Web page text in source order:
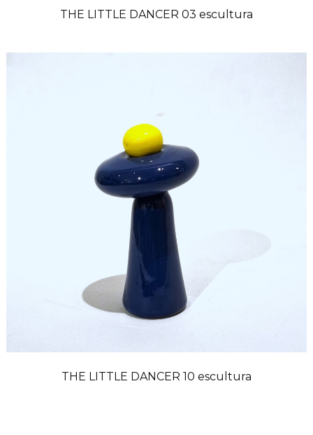
THE LITTLE DANCER 03 escultura
THE LITTLE DANCER 10 escultura